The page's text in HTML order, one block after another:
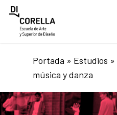
Skip
Portada » Estudios »
música y danza